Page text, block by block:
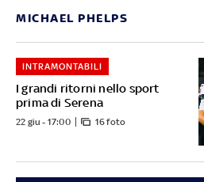
MICHAEL PHELPS
I grandi ritorni nello sport
prima di Serena
INTRAMONTABILI
22 giu - 17:00 16 foto